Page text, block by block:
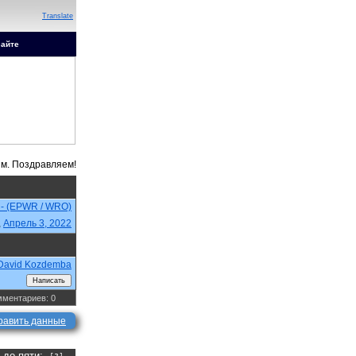
Translate
(EPWR / WRO)
Апрель 3, 2022
Kozdemba
0
данные